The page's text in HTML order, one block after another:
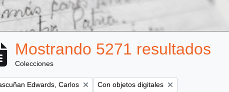
Mostrando 5271 resultados
Colecciones
filter:
Edwards, Carlos Remove filter:
Con objetos digitales